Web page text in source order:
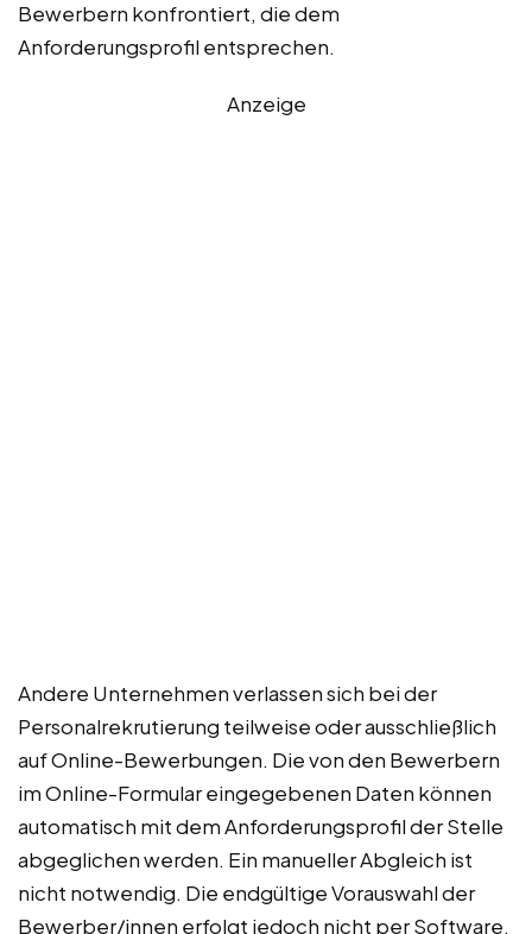
Bewerbern konfrontiert, die dem
Anforderungsprofil entsprechen.
Anzeige
Andere Unternehmen verlassen sich bei der
Personalrekrutierung teilweise oder ausschließlich
auf Online-Bewerbungen. Die von den Bewerbern
im Online-Formular eingegebenen Daten können
automatisch mit dem Anforderungsprofil der Stelle
abgeglichen werden. Ein manueller Abgleich ist
nicht notwendig. Die endgültige Vorauswahl der
Bewerber/innen erfolgt jedoch nicht per Software,